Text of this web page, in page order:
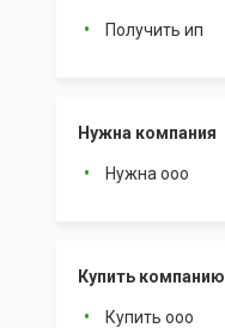
Получить ип
Нужна компания
Нужна ооо
Купить компанию
Купить ооо